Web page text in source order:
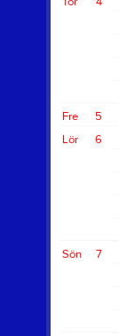
5
Fre
6
Lör
7
Sön